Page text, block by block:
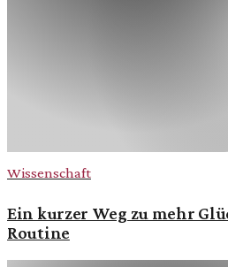
Wissenschaft
Ein kurzer Weg zu mehr
Routine